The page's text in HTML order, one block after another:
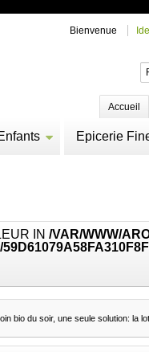
Bienvenue
Accueil
Epicerie
IN/VAR/WWW/
bio du soir, une seule solution: la